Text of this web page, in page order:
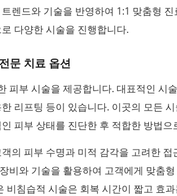
렌드와 기술을 반영하여 1:1 맞춤형
다양한 시술을 진행합니다.
문 치료 옵션
피부 시술을 제공합니다. 대표적인 시
리프팅 등이 있습니다. 이곳의 모든
피부 상태를 진단한 후 적합한 방법으
의 피부 수명과 미적 감각을 고려한 접
비와 기술을 활용하여 고객에게 맞춤
비침습적 시술은 회복 시간이 짧고 효